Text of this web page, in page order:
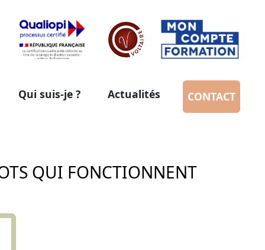
Qui suis-je ? Actualités CONTACT
QUI FONCTIONNENT